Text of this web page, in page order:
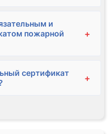
и
пожарной
+
сертификат
+